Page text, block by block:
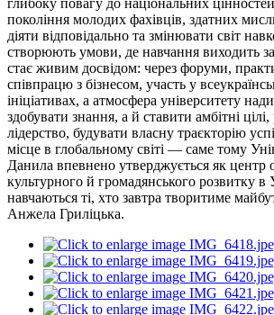
покоління молодих фахівців, здатних
діяти відповідально та змінювати світ
створюють умови, де навчання виходить за
стає живим досвідом: через форуми,
співпрацю з бізнесом, участь у
ініціативах, а атмосфера університету
здобувати знання, а й ставити амбітні
лідерство, будувати власну траєкторію
місце в глобальному світі — саме тому
Данила впевнено утверджується як центр
культурного й громадянського розвитку в
навчаються ті, хто завтра творитиме
Анжела Гриліцька.